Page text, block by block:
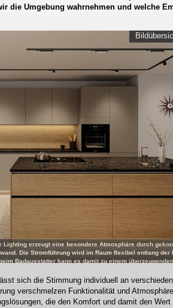
die Umgebung wahrnehmen und welche
Lighting erzeugt eine besondere Atmosphäre durch
Die Stromführung wird im Raum flexibel entlang der
Badausstatter kann es damit zu einem
sich die Stimmung individuell an
verschmelzen Funktionalität und
die den Komfort und damit den Wert